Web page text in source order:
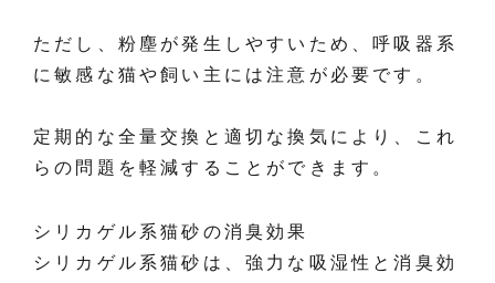
ただし、粉塵が発生しやすいため、呼吸器系
に敏感な猫や飼い主には注意が必要です。
定期的な全量交換と適切な換気により、これ
らの問題を軽減することができます。
シリカゲル系猫砂の消臭効果
シリカゲル系猫砂は、強力な吸湿性と消臭効